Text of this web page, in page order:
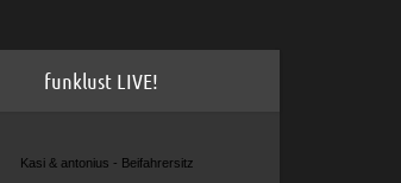
funklust LIVE!